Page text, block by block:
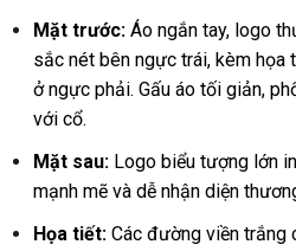
Mặt trước:Áo ngắn tay, logo
sắc nét bên ngực trái, kèm họa
ở ngực phải. Gấu áo tối giản,
với cổ.
Mặt sau:Logo biểu tượng lớn
mạnh mẽ và dễ nhận diện
Họa tiết:Các đường viền trắng